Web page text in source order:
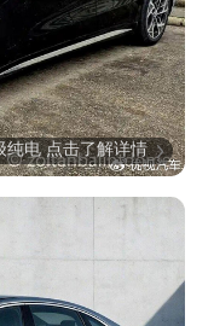
纯电 点击了解详情